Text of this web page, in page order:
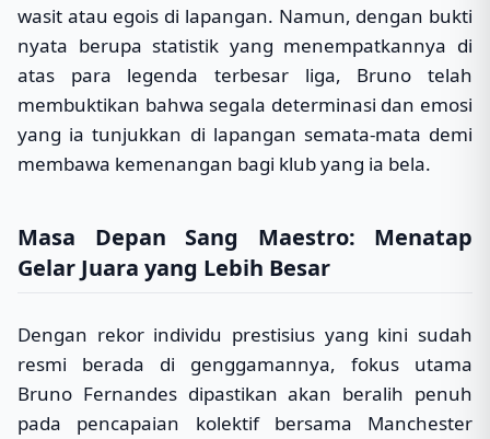
wasit atau egois di lapangan. Namun, dengan bukti
nyata berupa statistik yang menempatkannya di
atas para legenda terbesar liga, Bruno telah
membuktikan bahwa segala determinasi dan emosi
yang ia tunjukkan di lapangan semata-mata demi
membawa kemenangan bagi klub yang ia bela.
Masa Depan Sang Maestro: Menatap
Gelar Juara yang Lebih Besar
Dengan rekor individu prestisius yang kini sudah
resmi berada di genggamannya, fokus utama
Bruno Fernandes dipastikan akan beralih penuh
pada pencapaian kolektif bersama Manchester